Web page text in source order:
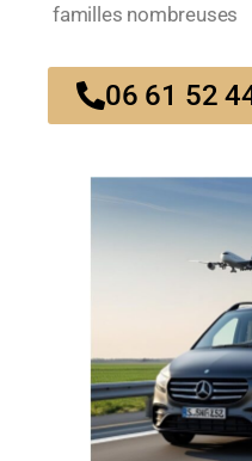
familles nombreuses
06 61 52